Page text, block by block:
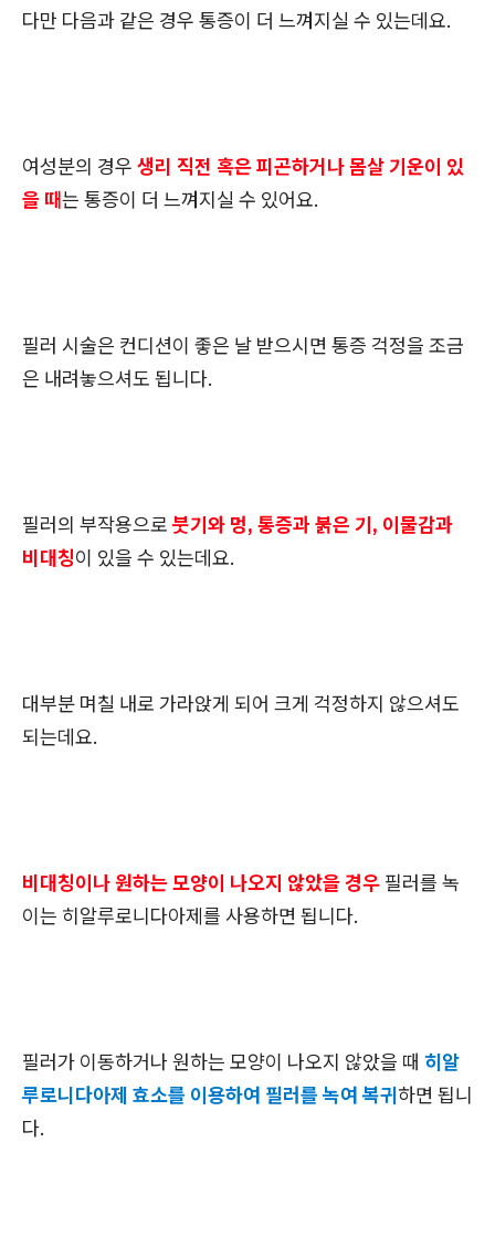
다만 다음과 같은 경우 통증이 더 느껴지실 수 있는데요.
여성분의 경우 생리 직전 혹은 피곤하거나 몸살 기운이 있
을 때는 통증이 더 느껴지실 수 있어요.
필러 시술은 컨디션이 좋은 날 받으시면 통증 걱정을 조금
은 내려놓으셔도 됩니다.
필러의 부작용으로붓기와 멍, 통증과 붉은 기, 이물감과
비대칭이 있을 수 있는데요.
대부분 며칠 내로 가라앉게 되어 크게 걱정하지 않으셔도
되는데요.
비대칭이나 원하는 모양이 나오지 않았을 경우 필러를 녹
이는 히알루로니다아제를 사용하면 됩니다.
필러가 이동하거나 원하는 모양이 나오지 않았을 때 히알
루로니다아제 효소를 이용하여 필러를 녹여 복귀하면 됩니
다.